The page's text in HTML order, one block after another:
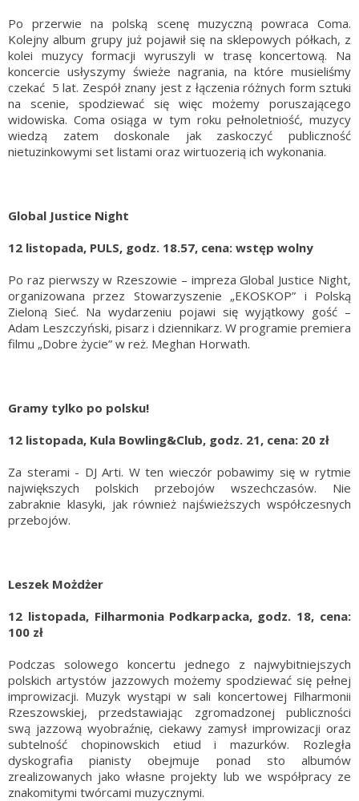
Po przerwie na polską scenę muzyczną powraca Coma.
Kolejny album grupy już pojawił się na sklepowych półkach, z
kolei muzycy formacji wyruszyli w trasę koncertową. Na
koncercie usłyszymy świeże nagrania, na które musieliśmy
czekać 5 lat. Zespół znany jest z łączenia różnych form sztuki
na scenie, spodziewać się więc możemy poruszającego
widowiska. Coma osiąga w tym roku pełnoletniość, muzycy
wiedzą zatem doskonale jak zaskoczyć publiczność
nietuzinkowymi set listami oraz wirtuozerią ich wykonania.
Global Justice Night
12 listopada, PULS, godz. 18.57, cena: wstęp wolny
Po raz pierwszy w Rzeszowie – impreza Global Justice Night,
organizowana przez Stowarzyszenie „EKOSKOP” i Polską
Zieloną Sieć. Na wydarzeniu pojawi się wyjątkowy gość –
Adam Leszczyński, pisarz i dziennikarz. W programie premiera
filmu „Dobre życie” w reż. Meghan Horwath.
Gramy tylko po polsku!
12 listopada, Kula Bowling&Club, godz. 21, cena: 20 zł
Za sterami - DJ Arti. W ten wieczór pobawimy się w rytmie
największych polskich przebojów wszechczasów. Nie
zabraknie klasyki, jak również najświeższych współczesnych
przebojów.
Leszek Możdżer
12 listopada, Filharmonia Podkarpacka, godz. 18, cena:
100 zł
Podczas solowego koncertu jednego z najwybitniejszych
polskich artystów jazzowych możemy spodziewać się pełnej
improwizacji. Muzyk wystąpi w sali koncertowej Filharmonii
Rzeszowskiej, przedstawiając zgromadzonej publiczności
swą jazzową wyobraźnię, ciekawy zamysł improwizacji oraz
subtelność chopinowskich etiud i mazurków. Rozległa
dyskografia pianisty obejmuje ponad sto albumów
zrealizowanych jako własne projekty lub we współpracy ze
znakomitymi twórcami muzycznymi.